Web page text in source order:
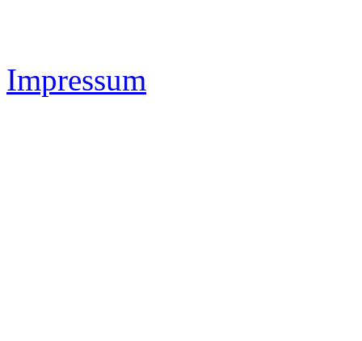
Impressum